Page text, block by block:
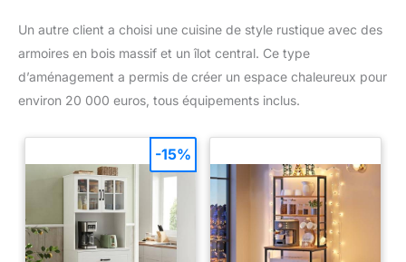
Un autre client a choisi une cuisine de style rustique avec des
armoires en bois massif et un îlot central. Ce type
d’aménagement a permis de créer un espace chaleureux pour
environ 20 000 euros, tous équipements inclus.
-15%